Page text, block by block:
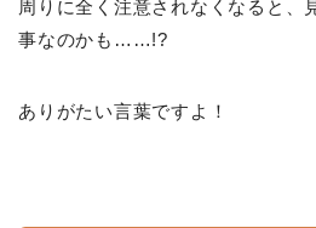
周りに全く注意されなくなると、
事なのかも……!?
ありがたい言葉ですよ！